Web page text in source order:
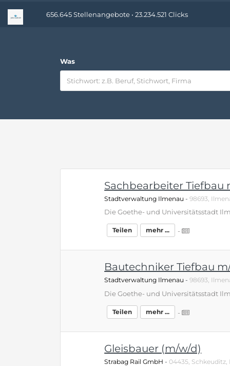
656.645 Stellenangebote • 23.234.521 Clicks
Was
Sachbearbeiter Tiefbau
Stadtverwaltung Ilmenau-98693,
Teilen mehr ... -
Bautechniker Tiefbau
Stadtverwaltung Ilmenau-98693,
Teilen mehr ... -
Gleisbauer (m/w/d)
Strabag Rail GmbH- 04435, Schkeuditz,